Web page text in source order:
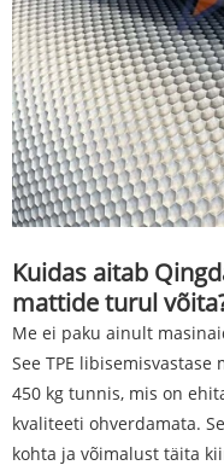
Kuidas aitab
mattide turul
Me ei paku ainult
See TPE
450 kg tunnis, mis on
kvaliteeti ohverdamata.
kohta ja võimalust täita